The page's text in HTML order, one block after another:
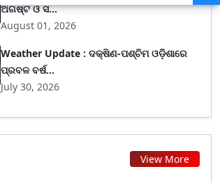
ଅଗଷ୍ଟ ଓ ସ...
August 01, 2026
Weather Update : ଦକ୍ଷିଣ-ପଶ୍ଚିମ ଓଡ଼ିଶାରେ
ପ୍ରବଳ ବର୍ଷ...
July 30, 2026
View More